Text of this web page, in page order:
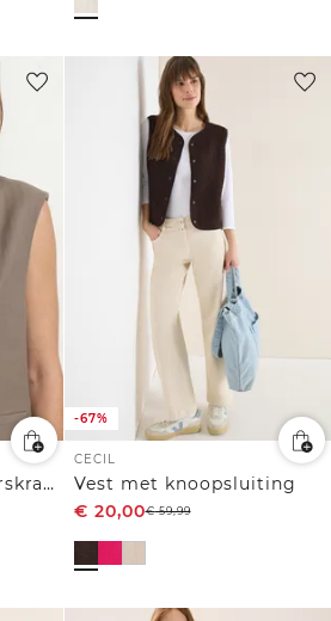
A-lijn gilet met reverskraag
-67%
CECIL
Vest met knoopsluiting
€ 20,00€59,99